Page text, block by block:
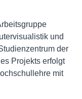
und
der
Projekts erfolgt
mit